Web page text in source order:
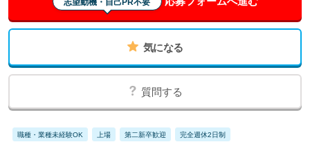
気になる
質問する
職種・業種未経験OK 上場 第二新卒歓迎 完全週休2日制